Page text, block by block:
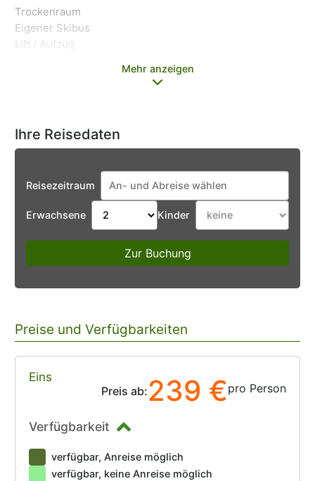
Trockenraum
Eigener Skibus
Lift / Aufzug
Mehr anzeigen
Ihre Reisedaten
Reisezeitraum
Erwachsene Kinder
Zur Buchung
Preise und Verfügbarkeiten
Eins
Preis ab:239 €pro Person
Verfügbarkeit
verfügbar, Anreise möglich
verfügbar, keine Anreise möglich